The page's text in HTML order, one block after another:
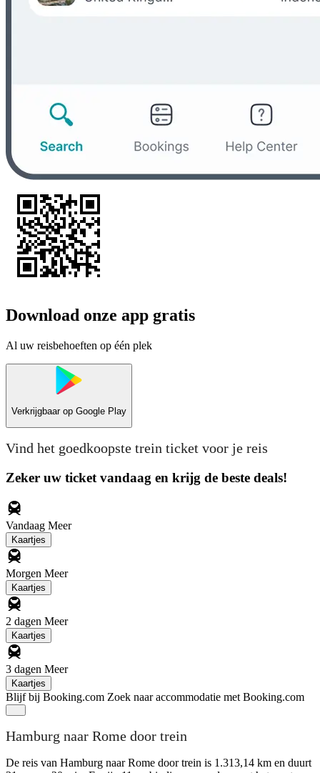
Download onze app gratis
Al uw reisbehoeften op één plek
Verkrijgbaar op Google Play
Vind het goedkoopste trein ticket voor je reis
Zeker uw ticket vandaag en krijg de beste deals!
Vandaag Meer
Kaartjes
Morgen Meer
Kaartjes
2 dagen Meer
Kaartjes
3 dagen Meer
Kaartjes
Blijf bij Booking.com Zoek naar accommodatie met Booking.com
Hamburg naar Rome door trein
De reis van Hamburg naar Rome door trein is 1.313,14 km en duurt